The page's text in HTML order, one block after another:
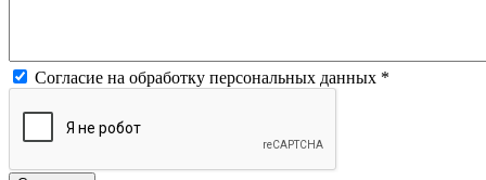
Согласие на обработку персональных данных *